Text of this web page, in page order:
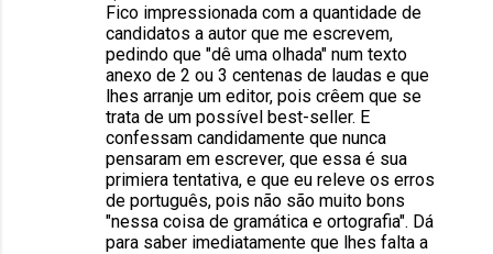
Fico impressionada com a quantidade de
candidatos a autor que me escrevem,
pedindo que "dê uma olhada" num texto
anexo de 2 ou 3 centenas de laudas e que
lhes arranje um editor, pois crêem que se
trata de um possível best-seller. E
confessam candidamente que nunca
pensaram em escrever, que essa é sua
primiera tentativa, e que eu releve os erros
de português, pois não são muito bons
"nessa coisa de gramática e ortografia". Dá
para saber imediatamente que lhes falta a